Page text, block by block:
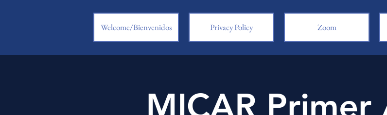
Welcome/Bienvenidos Privacy Policy Zoom
MICAR Primer